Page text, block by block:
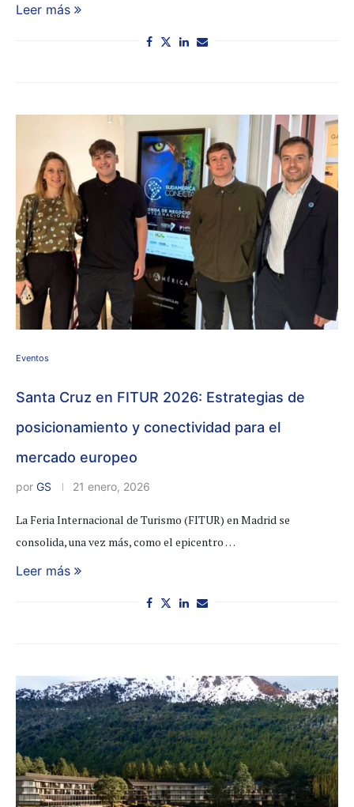
Leer más
Eventos
Santa Cruz en FITUR 2026: Estrategias de
posicionamiento y conectividad para el
mercado europeo
por GS 21 enero, 2026
La Feria Internacional de Turismo (FITUR) en Madrid se
consolida, una vez más, como el epicentro …
Leer más